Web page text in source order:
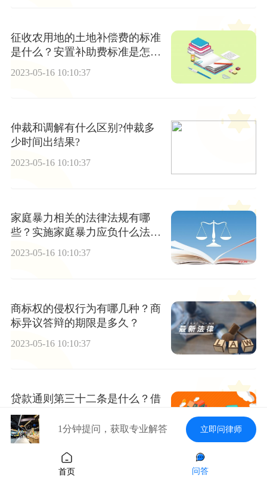
征收农用地的土地补偿费的标准
是什么？安置补助费标准是怎样
2023-05-16 10:10:37
仲裁和调解有什么区别?仲裁多
少时间出结果?
2023-05-16 10:10:37
家庭暴力相关的法律法规有哪
些？实施家庭暴力应负什么法律
责任？
2023-05-16 10:10:37
商标权的侵权行为有哪几种？商
标异议答辩的期限是多久？
2023-05-16 10:10:37
贷款通则第三十二条是什么？借
款人提前归还贷款应当与贷款人
协商吗？
2023-05-16 10:10:371分钟提问，获取专业解答 立即问律师
首页 问答